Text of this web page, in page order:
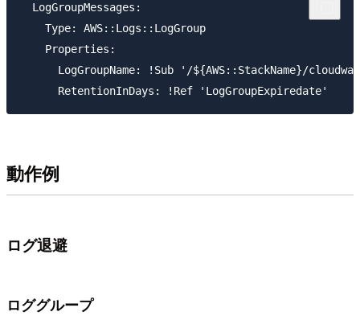
  LogGroupMessages:
    Type: AWS::Logs::LogGroup
    Properties:
LogGroupName: !Sub '/${AWS::StackName}/
動作例
ログ退避
ロググループ